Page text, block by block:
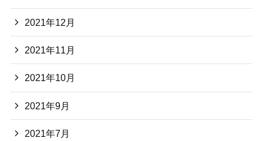
2021年12月
2021年11月
2021年10月
2021年9月
2021年7月